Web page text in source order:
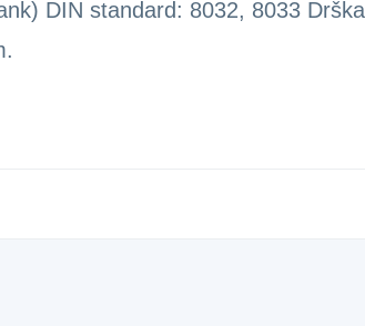
DIN standard: 8032, 8033